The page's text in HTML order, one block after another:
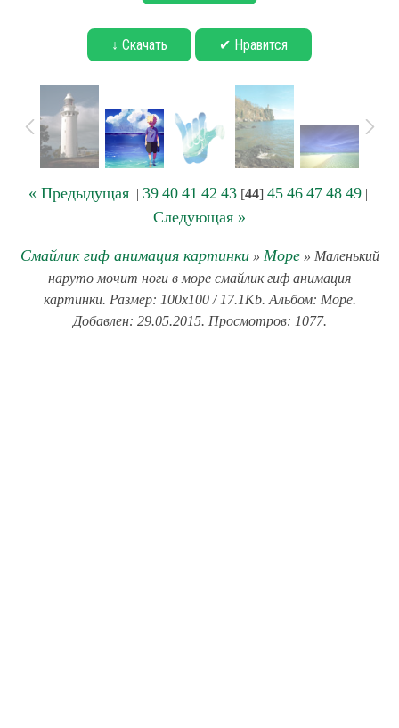
↓ Скачать ✔ Нравится
« Предыдущая| 39 40 41 42 43[44] 45 46 47 48 49|
Следующая »
Смайлик гиф анимация картинки» Море» Маленький
наруто мочит ноги в море смайлик гиф анимация
картинки. Размер: 100x100 / 17.1Kb. Альбом: Море.
Добавлен: 29.05.2015. Просмотров: 1077.